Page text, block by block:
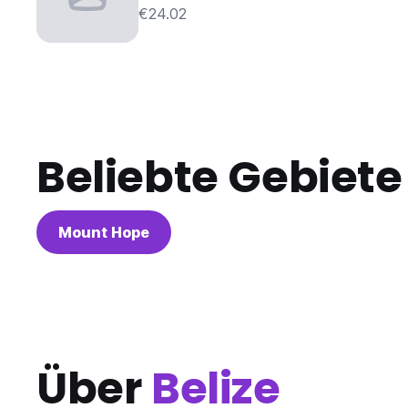
€24.02
Beliebte
Mount Hope
ÜberBelize